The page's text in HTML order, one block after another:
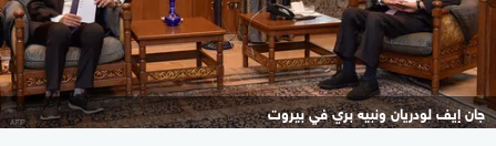
جان إيف لودريان ونبيه بري في بيروت